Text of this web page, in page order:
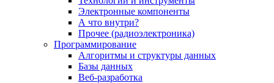
Электронные компоненты
А что внутри?
Прочее (радиоэлектроника)
Программирование
Алгоритмы и структуры данных
Базы данных
Веб-разработка